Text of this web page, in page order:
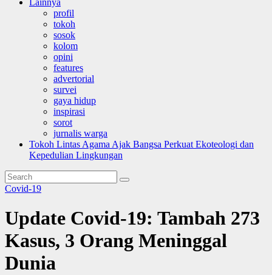
Lainnya
profil
tokoh
sosok
kolom
opini
features
advertorial
survei
gaya hidup
inspirasi
sorot
jurnalis warga
Tokoh Lintas Agama Ajak Bangsa Perkuat Ekoteologi dan
Kepedulian Lingkungan
Covid-19
Update Covid-19: Tambah 273
Kasus, 3 Orang Meninggal
Dunia